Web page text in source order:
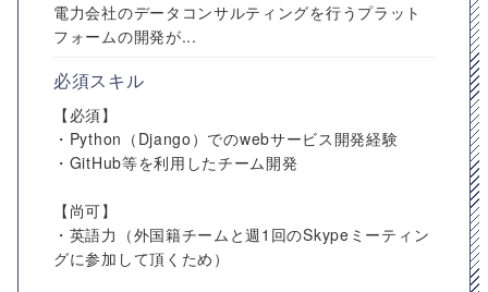
電力会社のデータコンサルティングを行うプラット
フォームの開発が...
必須スキル
【必須】
・Python（Django）でのwebサービス開発経験
・GitHub等を利用したチーム開発
【尚可】
・英語力（外国籍チームと週1回のSkypeミーティン
グに参加して頂くため）